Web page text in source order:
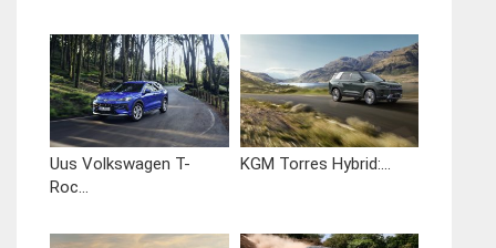
Uus Volkswagen T-
Roc...
KGM Torres Hybrid:...